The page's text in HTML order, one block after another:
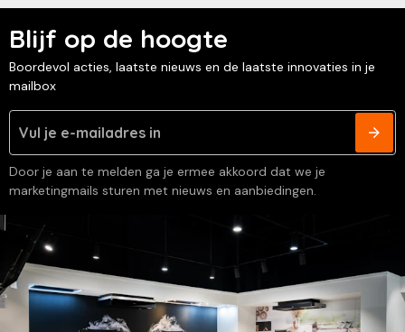
Blijf op de hoogte
Boordevol acties, laatste nieuws en de laatste innovaties in je
mailbox
Door je aan te melden ga je ermee akkoord dat we je
marketingmails sturen met nieuws en aanbiedingen.